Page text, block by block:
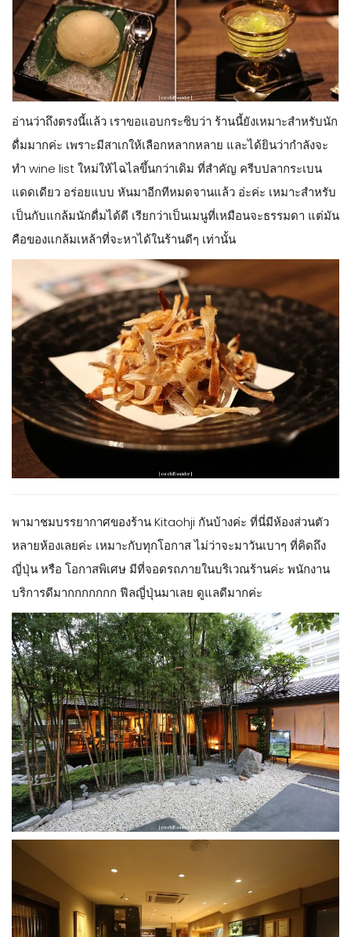
อ่านว่าถึงตรงนี้แล้ว เราขอแอบกระซิบว่า ร้านนี้ยังเหมาะสำหรับนัก
ดื่มมากค่ะ เพราะมีสาเกให้เลือกหลากหลาย และได้ยินว่ากำลังจะ
ทำ wine list ใหม่ให้ไฉไลขึ้นกว่าเดิม ที่สำคัญ ครีบปลากระเบน
แดดเดียว อร่อยแบบ หันมาอีกทีหมดจานแล้ว อ่ะค่ะ เหมาะสำหรับ
เป็นกับแกล้มนักดื่มได้ดี เรียกว่าเป็นเมนูที่เหมือนจะธรรมดา แต่มัน
คือของแกล้มเหล้าที่จะหาได้ในร้านดีๆ เท่านั้น
พามาชมบรรยากาศของร้าน Kitaohji กันบ้างค่ะ ที่นี่มีห้องส่วนตัว
หลายห้องเลยค่ะ เหมาะกับทุกโอกาส ไม่ว่าจะมาวันเบาๆ ที่คิดถึง
ญี่ปุ่น หรือ โอกาสพิเศษ มีที่จอดรถภายในบริเวณร้านค่ะ พนักงาน
บริการดีมากกกกกกก ฟีลญี่ปุ่นมาเลย ดูแลดีมากค่ะ